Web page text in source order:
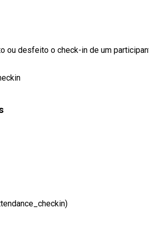
ou desfeito o check-in de um